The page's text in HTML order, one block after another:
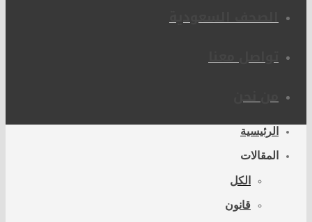
الصحف السعودية
تواصل معنا
من نحن
الرئيسية
المقالات
الكل
قانون